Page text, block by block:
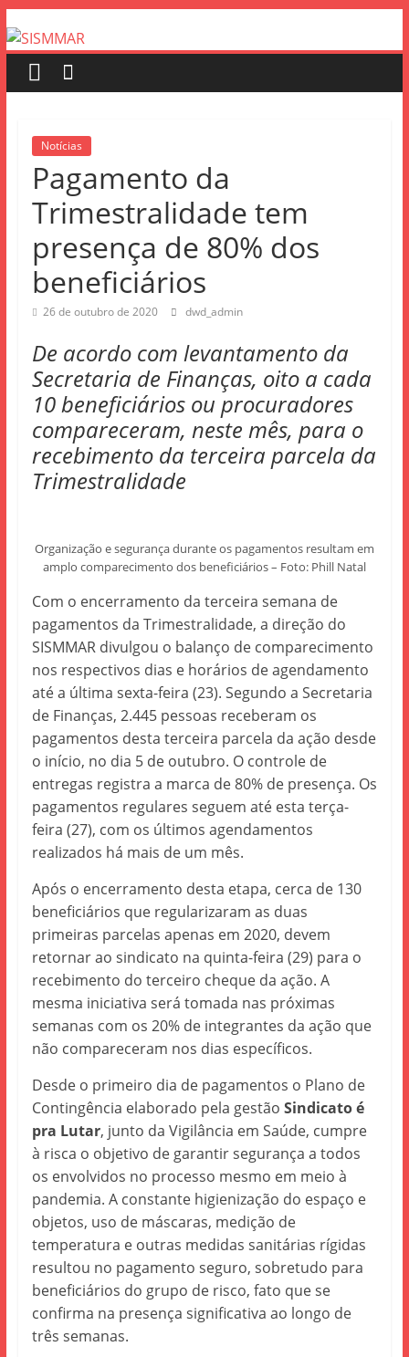
Notícias
Pagamento da
Trimestralidade tem
presença de 80% dos
beneficiários
26 de outubro de 2020 dwd_admin
De acordo com levantamento da
Secretaria de Finanças, oito a cada
10 beneficiários ou procuradores
compareceram, neste mês, para o
recebimento da terceira parcela da
Trimestralidade
Organização e segurança durante os pagamentos resultam em
amplo comparecimento dos beneficiários – Foto: Phill Natal
Com o encerramento da terceira semana de
pagamentos da Trimestralidade, a direção do
SISMMAR divulgou o balanço de comparecimento
nos respectivos dias e horários de agendamento
até a última sexta-feira (23). Segundo a Secretaria
de Finanças, 2.445 pessoas receberam os
pagamentos desta terceira parcela da ação desde
o início, no dia 5 de outubro. O controle de
entregas registra a marca de 80% de presença. Os
pagamentos regulares seguem até esta terça-
feira (27), com os últimos agendamentos
realizados há mais de um mês.
Após o encerramento desta etapa, cerca de 130
beneficiários que regularizaram as duas
primeiras parcelas apenas em 2020, devem
retornar ao sindicato na quinta-feira (29) para o
recebimento do terceiro cheque da ação. A
mesma iniciativa será tomada nas próximas
semanas com os 20% de integrantes da ação que
não compareceram nos dias específicos.
Desde o primeiro dia de pagamentos o Plano de
Contingência elaborado pela gestão Sindicato é
pra Lutar, junto da Vigilância em Saúde, cumpre
à risca o objetivo de garantir segurança a todos
os envolvidos no processo mesmo em meio à
pandemia. A constante higienização do espaço e
objetos, uso de máscaras, medição de
temperatura e outras medidas sanitárias rígidas
resultou no pagamento seguro, sobretudo para
beneficiários do grupo de risco, fato que se
confirma na presença significativa ao longo de
três semanas.